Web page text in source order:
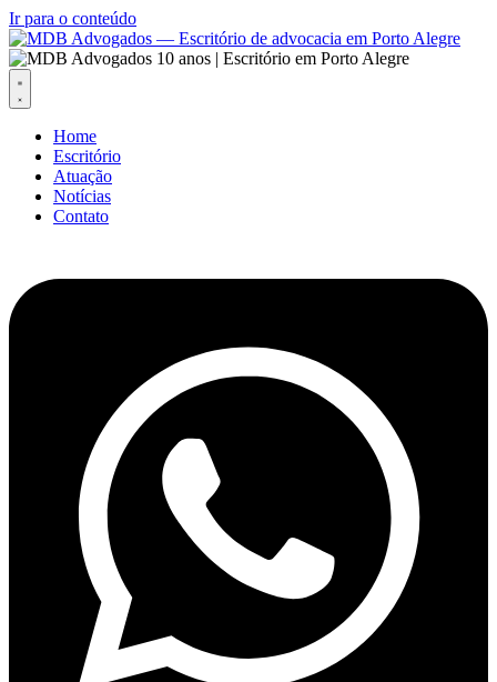
Ir para o conteúdo
Home
Escritório
Atuação
Notícias
Contato